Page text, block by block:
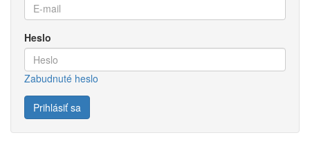
Heslo
Zabudnuté heslo